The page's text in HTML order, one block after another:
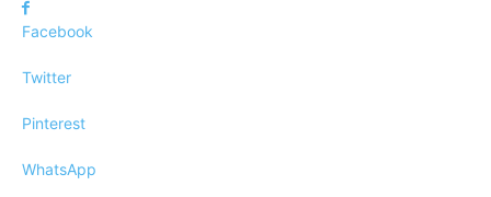
Facebook
Twitter
Pinterest
WhatsApp